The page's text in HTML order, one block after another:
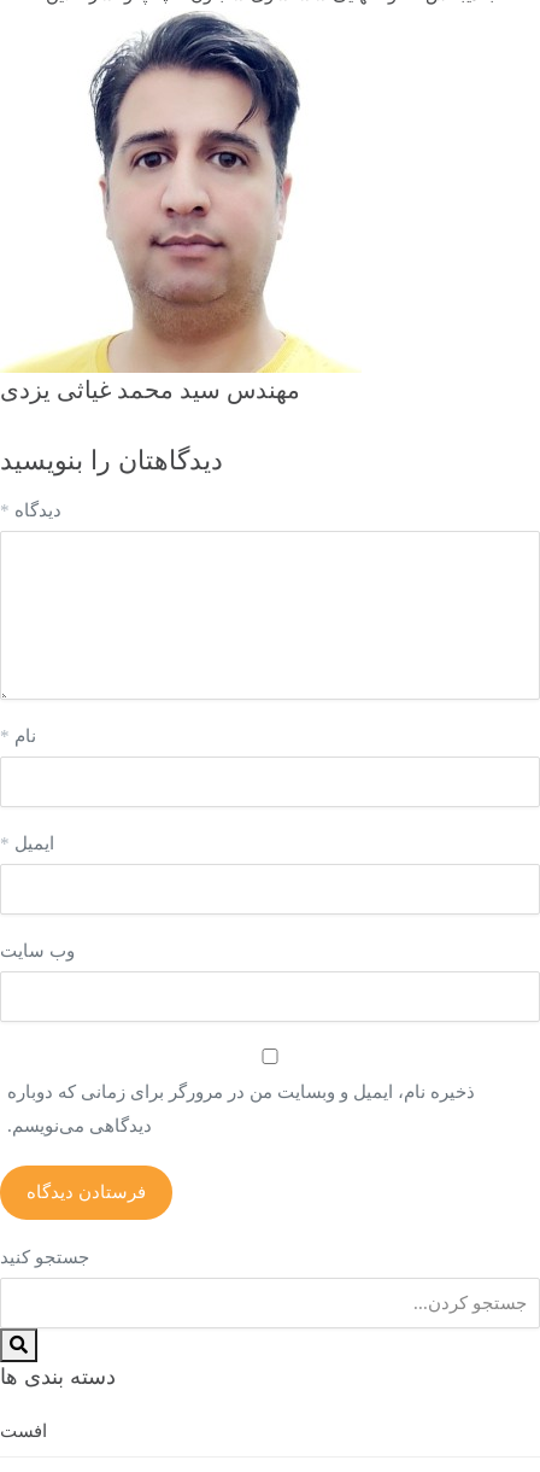
مهندس سید محمد غیاثی یزدی
دیدگاهتان را بنویسید
دیدگاه*
نام*
ایمیل*
وب‌ سایت
ذخیره نام، ایمیل و وبسایت من در مرورگر برای زمانی که دوباره
دیدگاهی می‌نویسم.
جستجو کنید
دسته بندی ها
افست